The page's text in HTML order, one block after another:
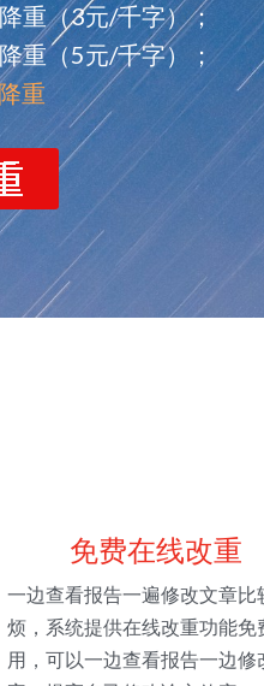
重（3元/千字）；
重（5元/千字）；
重
免费在线改重
一边查看报告一遍修改文章比
烦，系统提供在线改重功能免
用，可以一边查看报告一边修